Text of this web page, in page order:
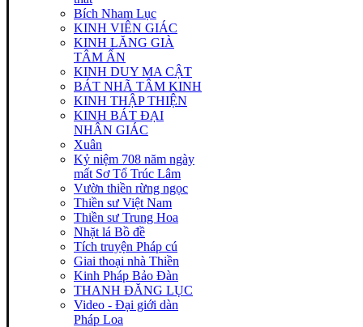
Bích Nham Lục
KINH VIÊN GIÁC
KINH LĂNG GIÀ
TÂM ẤN
KINH DUY MA CẬT
BÁT NHÃ TÂM KINH
KINH THẬP THIỆN
KINH BÁT ĐẠI
NHÂN GIÁC
Xuân
Kỷ niệm 708 năm ngày
mất Sơ Tổ Trúc Lâm
Vườn thiền rừng ngọc
Thiền sư Việt Nam
Thiền sư Trung Hoa
Nhặt lá Bồ đề
Tích truyện Pháp cú
Giai thoại nhà Thiền
Kinh Pháp Bảo Đàn
THANH ĐĂNG LỤC
Video - Đại giới dàn
Pháp Loa